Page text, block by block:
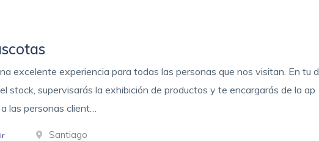
excelente experiencia para todas las personas que nos visitan. En tu d
stock, supervisarás la exhibición de productos y te encargarás de la ap
las personas client…
Santiago